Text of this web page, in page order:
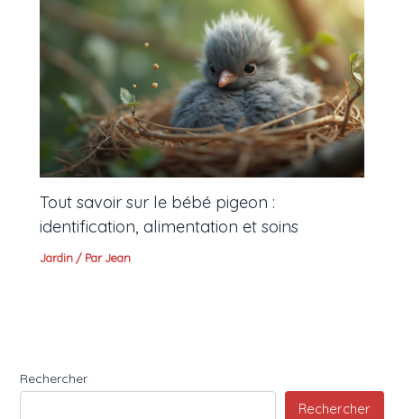
Tout savoir sur le bébé pigeon :
identification, alimentation et soins
Jardin / ParJean
Rechercher
Rechercher